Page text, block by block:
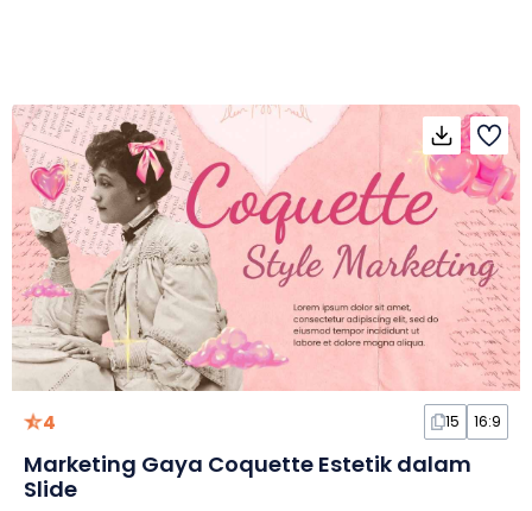
4 15 16:9
Marketing Gaya Coquette Estetik dalam
Slide